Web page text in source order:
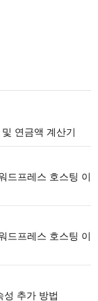
연금액 계산기
프레스 호스팅 이
프레스 호스팅 이
추가 방법